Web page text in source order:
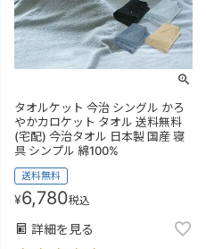
タオルケット 今治 シングル かろ
やかカロケット タオル 送料無料
(宅配) 今治タオル 日本製 国産 寝
具 シンプル 綿100%
送料無料
¥6,780税込
詳細を見る